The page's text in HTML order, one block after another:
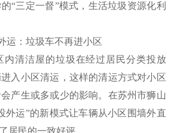
“三定一督”模式，生活垃圾资源化利
运：垃圾车不再进小区
清洁屋的垃圾在经过居民分类投放
入小区清运，这样的清运方式对小区
产生或多或少的影响。在苏州市狮山
外运”的新模式让车辆从小区围墙外直